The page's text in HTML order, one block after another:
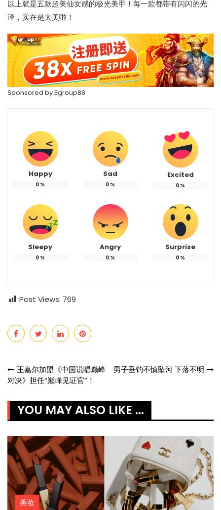
以上就是五款超美仙女感的极光美甲！每一款都带有闪闪的光
泽，实在是太美啦！
Sponsored byEgroup88
Happy
0 %
Sad
0 %
Excited
0 %
Sleepy
0 %
Angry
0 %
Surprise
0 %
Post Views: 769
Post
王嘉尔加盟《中国说唱巅峰
对决》担任“巅峰见证官”！
男子垂钓不慎坠河 下落不明
YOU MAY ALSO LIKE ...
美妆